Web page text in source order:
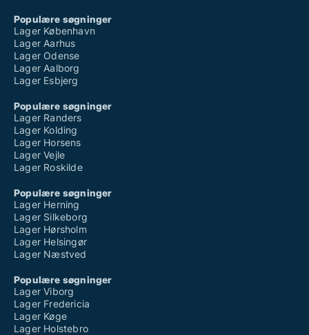
Populære søgninger
Lager København
Lager Aarhus
Lager Odense
Lager Aalborg
Lager Esbjerg
Populære søgninger
Lager Randers
Lager Kolding
Lager Horsens
Lager Vejle
Lager Roskilde
Populære søgninger
Lager Herning
Lager Silkeborg
Lager Hørsholm
Lager Helsingør
Lager Næstved
Populære søgninger
Lager Viborg
Lager Fredericia
Lager Køge
Lager Holstebro